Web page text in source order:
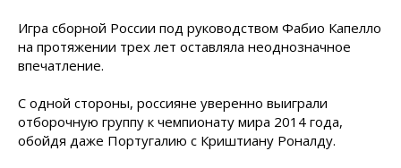
Игра сборной России под руководством Фабио Капелло
на протяжении трех лет оставляла неоднозначное
впечатление.
С одной стороны, россияне уверенно выиграли
отборочную группу к чемпионату мира 2014 года,
обойдя даже Португалию с Криштиану Роналду.